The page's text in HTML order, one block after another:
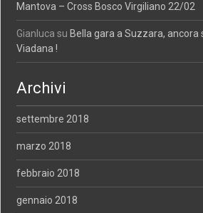
Mantova – Cross Bosco Virgiliano 22/02
Gianluca su Bella gara a Suzzara, ancora
Viadana !
Archivi
settembre 2018
marzo 2018
febbraio 2018
gennaio 2018